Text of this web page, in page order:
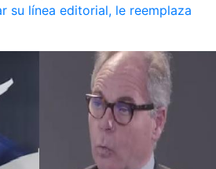
su línea editorial, le reemplaza